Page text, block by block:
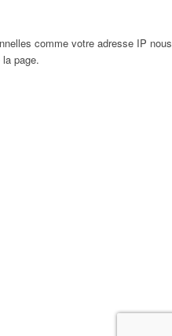
comme votre adresse IP nous
page.